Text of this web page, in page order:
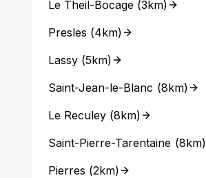
Le Theil-Bocage(3km)
Presles (4km)
Lassy(5km)
Saint-Jean-le-Blanc (8km)
Le Reculey(8km)
Saint-Pierre-Tarentaine (8km)
Pierres (2km)